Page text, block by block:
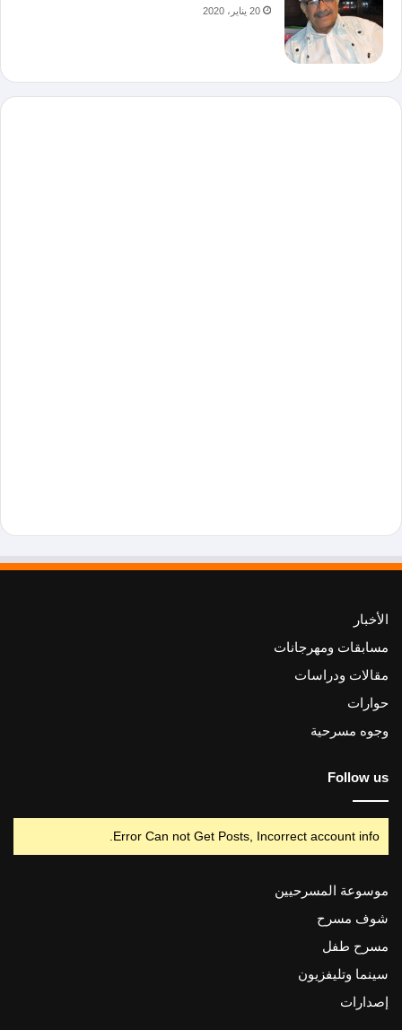
20 يناير، 2020
الأخبار
مسابقات ومهرجانات
مقالات ودراسات
حوارات
وجوه مسرحية
Follow us
Error Can not Get Posts, Incorrect account info.
موسوعة المسرحيين
شوف مسرح
مسرح طفل
سينما وتليفزيون
إصدارات